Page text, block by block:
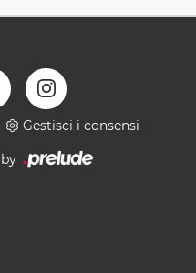
Gestisci i consensi